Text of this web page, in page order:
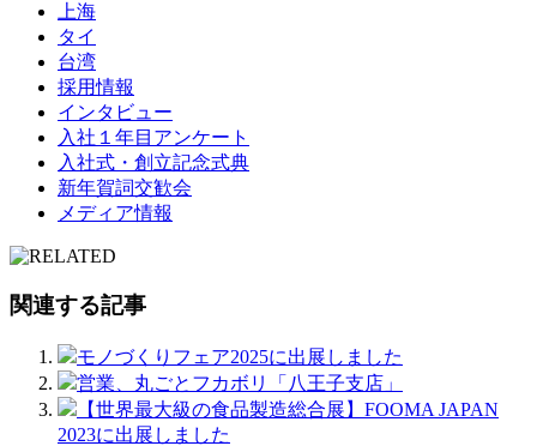
上海
タイ
台湾
採用情報
インタビュー
入社１年目アンケート
入社式・創立記念式典
新年賀詞交歓会
メディア情報
関連する記事
モノづくりフェア2025に出展しました
営業、丸ごとフカボリ「八王子支店」
【世界最大級の食品製造総合展】FOOMA JAPAN
2023に出展しました